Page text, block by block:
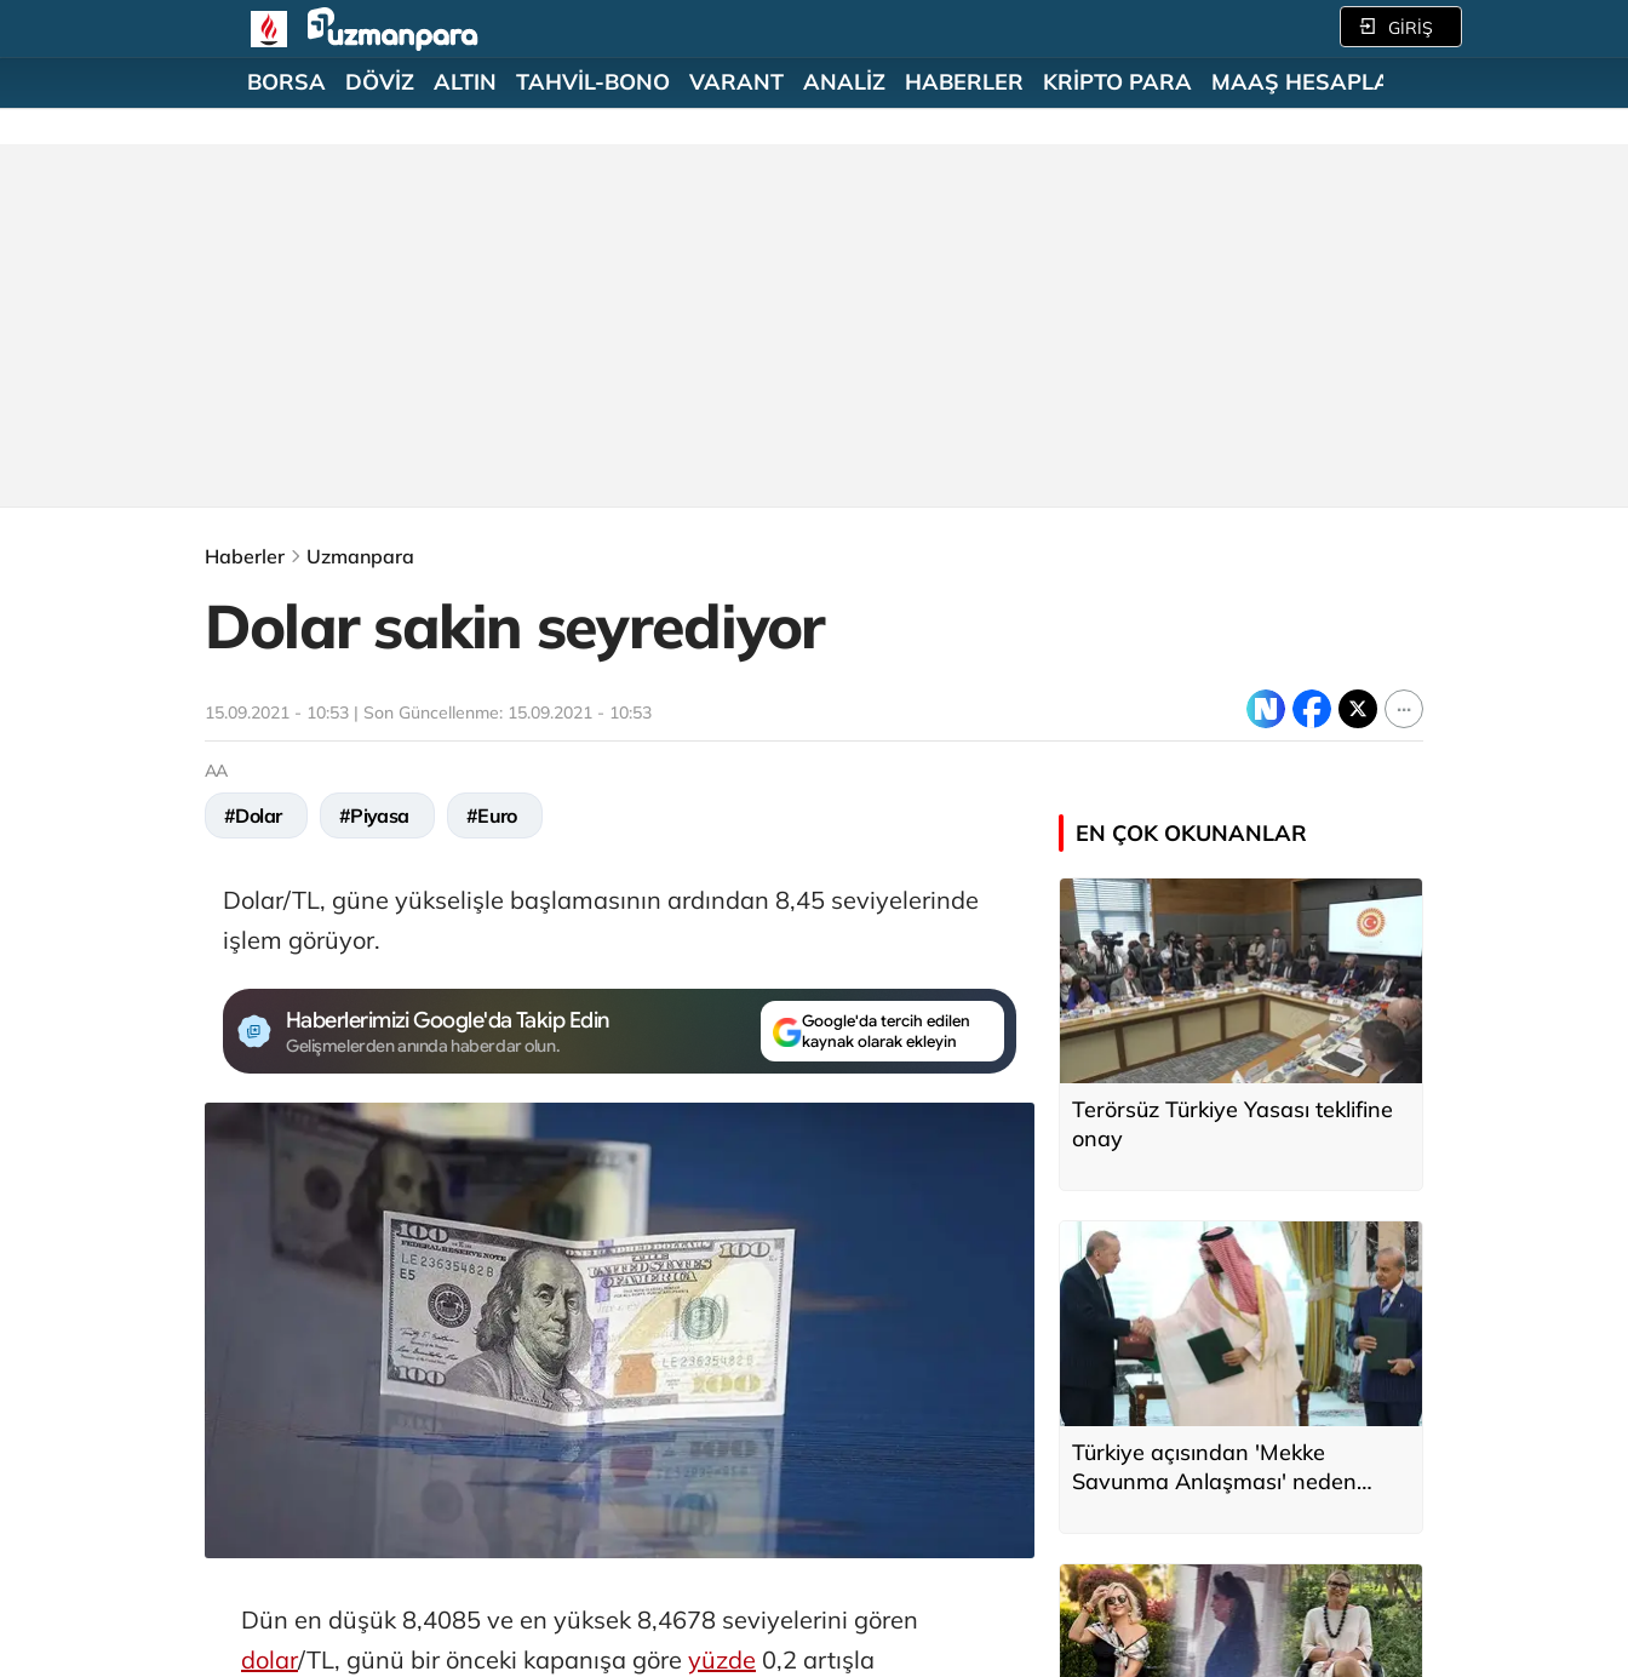
GİRİŞ
BORSA DÖVİZ ALTIN TAHVİL-BONO VARANT ANALİZ HABERLER KRİPTO PARA MAAŞ HESAPLAMA
Haberler Uzmanpara
Dolar sakin seyrediyor
15.09.2021 - 10:53 | Son Güncellenme: 15.09.2021 - 10:53
AA
#Dolar #Piyasa #Euro
Dolar/TL, güne yükselişle başlamasının ardından 8,45 seviyelerinde
işlem görüyor.
Haberlerimizi Google'da Takip Edin
Gelişmelerden anında haberdar olun.
Google'da tercih edilen
kaynak olarak ekleyin
Dün en düşük 8,4085 ve en yüksek 8,4678 seviyelerini gören
dolar/TL, günü bir önceki kapanışa göre yüzde 0,2 artışla
EN ÇOK OKUNANLAR
Terörsüz Türkiye Yasası teklifine
onay
Türkiye açısından 'Mekke
Savunma Anlaşması' neden